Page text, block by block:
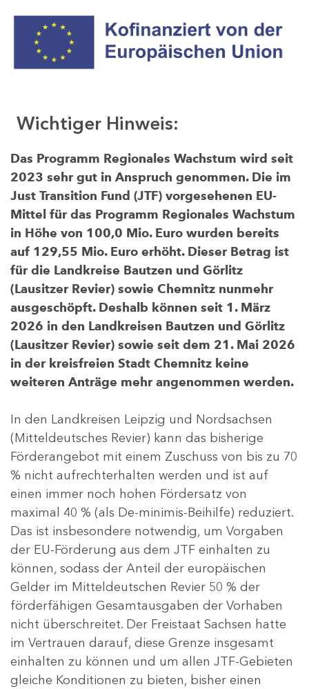
Wichtiger Hinweis:
Das Programm Regionales Wachstum wird seit
2023 sehr gut in Anspruch genommen. Die im
Just Transition Fund (JTF) vorgesehenen EU-
Mittel für das Programm Regionales Wachstum
in Höhe von 100,0 Mio. Euro wurden bereits
auf 129,55 Mio. Euro erhöht. Dieser Betrag ist
für die Landkreise Bautzen und Görlitz
(Lausitzer Revier) sowie Chemnitz nunmehr
ausgeschöpft. Deshalb können seit 1. März
2026 in den Landkreisen Bautzen und Görlitz
(Lausitzer Revier) sowie seit dem 21. Mai 2026
in der kreisfreien Stadt Chemnitz keine
weiteren Anträge mehr angenommen werden.
In den Landkreisen Leipzig und Nordsachsen
(Mitteldeutsches Revier) kann das bisherige
Förderangebot mit einem Zuschuss von bis zu 70
% nicht aufrechterhalten werden und ist auf
einen immer noch hohen Fördersatz von
maximal 40 % (als De-minimis-Beihilfe) reduziert.
Das ist insbesondere notwendig, um Vorgaben
der EU-Förderung aus dem JTF einhalten zu
können, sodass der Anteil der europäischen
Gelder im Mitteldeutschen Revier 50 % der
förderfähigen Gesamtausgaben der Vorhaben
nicht überschreitet. Der Freistaat Sachsen hatte
im Vertrauen darauf, diese Grenze insgesamt
einhalten zu können und um allen JTF-Gebieten
gleiche Konditionen zu bieten, bisher einen